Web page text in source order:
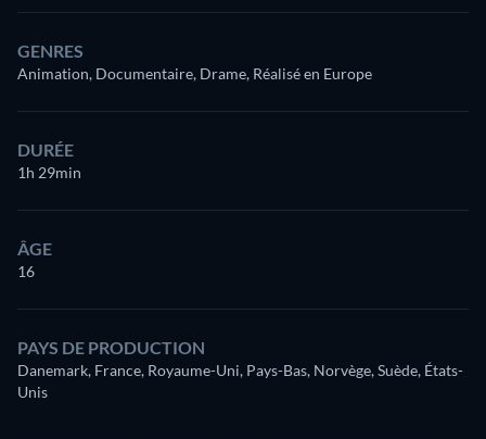
GENRES
Animation, Documentaire, Drame, Réalisé en Europe
DURÉE
1h 29min
ÂGE
16
PAYS DE PRODUCTION
Danemark, France, Royaume-Uni, Pays-Bas, Norvège, Suède, États-
Unis